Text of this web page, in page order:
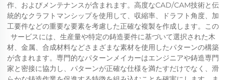
作、およびメンテナンスが含まれます。高度なCAD/CAM技術と伝
統的なクラフトマンシップを使用して、収縮率、ドラフト角度、加
工要件などの重要な要素を考慮した正確な複製を作成します。この
サービスには、生産量や特定の鋳造要件に基づいて選択された木
材、金属、合成材料などさまざまな素材を使用したパターンの構築
が含まれます。専門的なパターンメイカーはエンジニアや鋳造専門
家と密接に協力し、パターンが正確な仕様を満たすだけでなく、滑